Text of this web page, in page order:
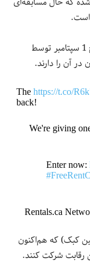
است.
در تاریخ 1 سپتامبر توسط
The https://t.co/
back!
We're giving
Enter now:
18 سال (بجز ساکنین کبک) که هم‌اکنون
رقابت شرکت کنند.